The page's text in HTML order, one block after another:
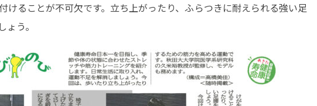
けることが不可欠です。立ち上がったり、ふらつきに耐えられる強い足
う。